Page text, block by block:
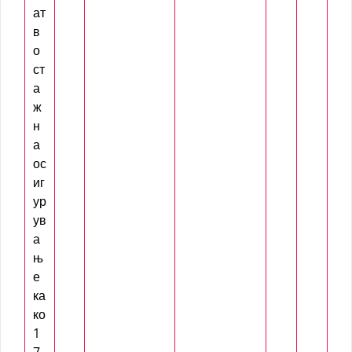
ат
в
о
ст
а
ж
н
а
ос
иг
ур
ув
а
њ
е
ка
ко
1